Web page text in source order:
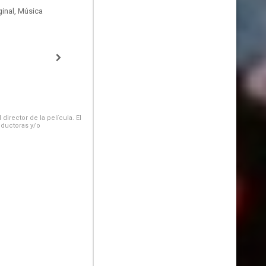
Música
de la película. El
y/o